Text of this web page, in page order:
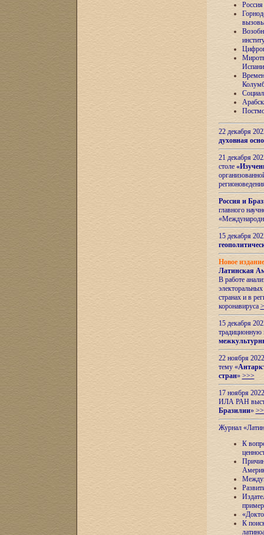
22 декабря
духовная
21 декабря
столе
Россия и
главного
15 декабря
Новое
Латинская
В работе
странах и в
коронавируса
15 декабря
22 ноября
тему «
стран» >>>
17 ноября
ИЛА РАН
Бразилии»
Журнал
К
К